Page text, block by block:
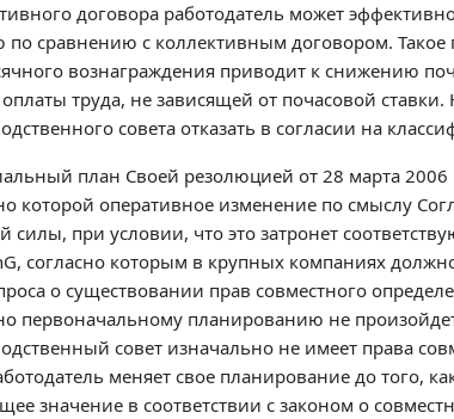
договора работодатель может
по сравнению с коллективным договором.
вознаграждения приводит к снижению
оплаты труда, не зависящей от почасовой
совета отказать в согласии на
план Своей резолюцией от 28 марта
которой оперативное изменение по смыслу
силы, при условии, что это затронет
согласно которым в крупных компаниях
о существовании прав совместного
первоначальному планированию не
совет изначально не имеет права
меняет свое планирование до того,
значение в соответствии с законом о